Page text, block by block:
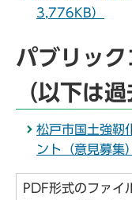
3,776KB）
パブリッ
（以下は
松戸市国土強靭
ント（意見募集
PDF形式のファ